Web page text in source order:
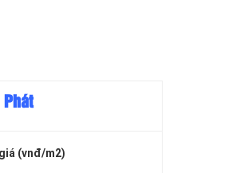
Phát
(vnđ/m2)